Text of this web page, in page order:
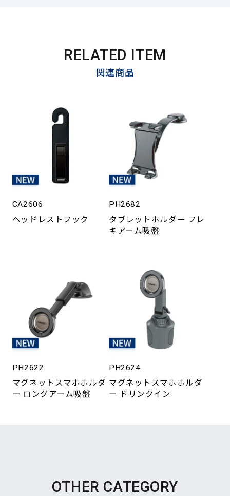
RELATED ITEM
関連商品
CA2606
ヘッドレストフック
PH2682
タブレットホルダー フレ
キアーム吸盤
PH2622
マグネットスマホホルダ
ー ロングアーム吸盤
PH2624
マグネットスマホホルダ
ー ドリンクイン
OTHER CATEGORY